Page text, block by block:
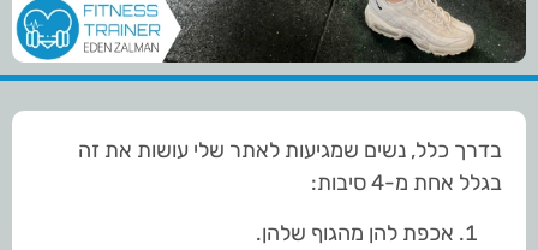
בדרך כלל, נשים שמגיעות לאתר שלי עושות את זה
בגלל אחת מ-4 סיבות:
אכפת להן מהגוף שלהן.